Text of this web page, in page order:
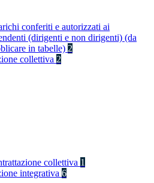
conferiti e autorizzati ai
(dirigenti e non dirigenti) (da
in tabelle) 2
collettiva 2
collettiva 1
integrativa 6